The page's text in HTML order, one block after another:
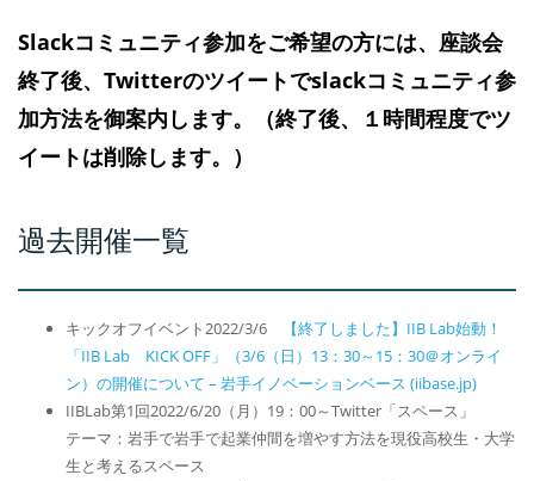
Slackコミュニティ参加をご希望の方には、座談会
終了後、Twitterのツイートでslackコミュニティ参
加方法を御案内します。（終了後、１時間程度でツ
イートは削除します。）
過去開催一覧
キックオフイベント2022/3/6
【終了しました】IIB Lab始動！
「IIB Lab KICK OFF」（3/6（日）13：30～15：30＠オンライ
ン）の開催について – 岩手イノベーションベース (iibase.jp)
IIBLab第1回2022/6/20（月）19：00～Twitter「スペース」
テーマ：岩手で岩手で起業仲間を増やす方法を現役高校生・大学
生と考えるスペース